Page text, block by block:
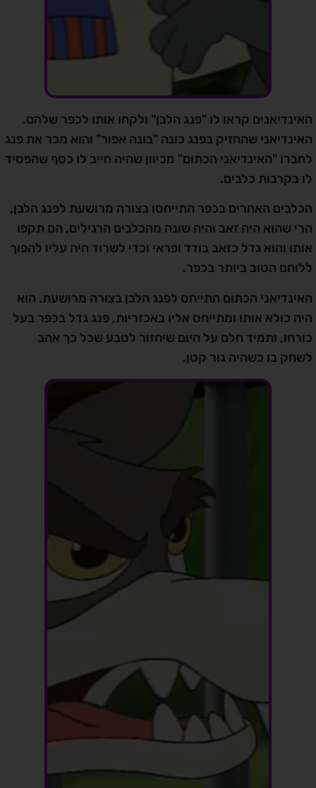
האינדיאנים קראו לו "פנג הלבן" ולקחו אותו לכפר שלהם.
האינדיאני שהחזיק בפנג כונה "בונה אפור" והוא מכר את פנג
לחברו "האינדיאני הכתום" מכיוון שהיה חייב לו כסף שהפסיד
לו בקרבות כלבים.
הכלבים האחרים בכפר התייחסו בצורה מרושעת לפנג הלבן,
הרי שהוא היה זאב והיה שונה מהכלבים הרגילים, הם תקפו
אותו והוא גדל כזאב בודד ופראי וכדי לשרוד היה עליו להפוך
ללוחם הטוב ביותר בכפר.
האינדיאני הכתום התייחס לפנג הלבן בצורה מרושעת. הוא
היה כולא אותו ומתייחס אליו באכזריות, פנג גדל בכפר בעל
כורחו, ותמיד חלם על היום שיחזור לטבע שכל כך אהב
לשחק בו כשהיה גור קטן.